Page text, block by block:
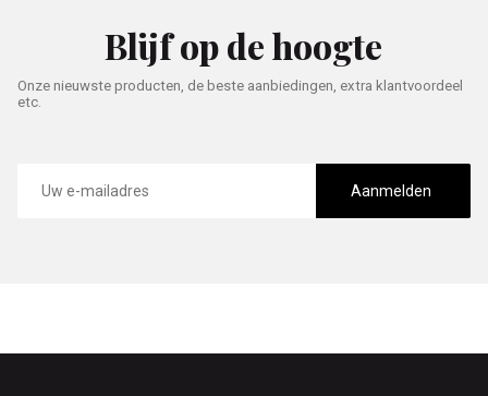
Blijf op de hoogte
Onze nieuwste producten, de beste aanbiedingen, extra klantvoordeel
etc.
mailadres
Aanmelden